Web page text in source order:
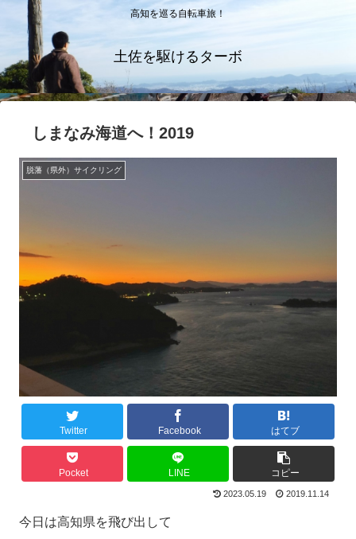
高知を巡る自転車旅！
土佐を駆けるターボ
しまなみ海道へ！2019
脱藩（県外）サイクリング
Twitter Facebook はてブ
Pocket LINE コピー
2023.05.19 2019.11.14
今日は高知県を飛び出して